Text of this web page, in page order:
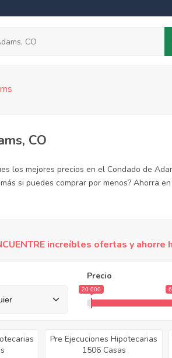
CO
los mejores precios en el Condado de
si puedes comprar por menos? Ahorra
increíbles ofertas y ahorre
Precio
20 000
Pre Ejecuciones Hipotecarias
1506 Casas